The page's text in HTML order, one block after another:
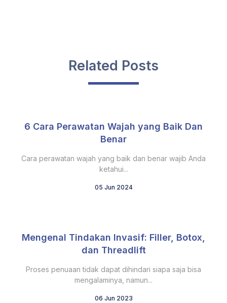
Related Posts
6 Cara Perawatan Wajah yang Baik Dan
Benar
Cara perawatan wajah yang baik dan benar wajib Anda
ketahui...
05 Jun 2024
Mengenal Tindakan Invasif: Filler, Botox,
dan Threadlift
Proses penuaan tidak dapat dihindari siapa saja bisa
mengalaminya, namun...
06 Jun 2023